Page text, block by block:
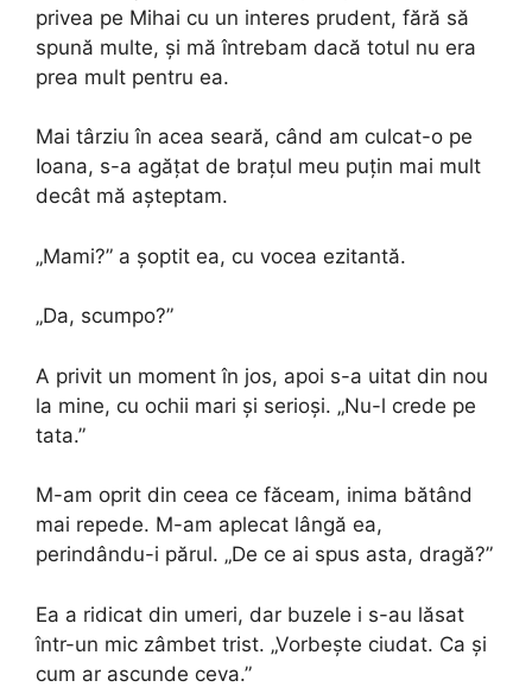
privea pe Mihai cu un interes prudent, fără să
spună multe, și mă întrebam dacă totul nu era
prea mult pentru ea.
Mai târziu în acea seară, când am culcat-o pe
Ioana, s-a agățat de brațul meu puțin mai mult
decât mă așteptam.
„Mami?” a șoptit ea, cu vocea ezitantă.
„Da, scumpo?”
A privit un moment în jos, apoi s-a uitat din nou
la mine, cu ochii mari și serioși. „Nu-l crede pe
tata.”
M-am oprit din ceea ce făceam, inima bătând
mai repede. M-am aplecat lângă ea,
perindându-i părul. „De ce ai spus asta, dragă?”
Ea a ridicat din umeri, dar buzele i s-au lăsat
într-un mic zâmbet trist. „Vorbește ciudat. Ca și
cum ar ascunde ceva.”